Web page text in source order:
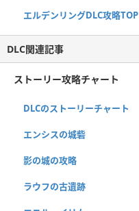
エルデンリングDLC攻略TOP
DLC関連記事
ストーリー攻略チャート
DLCのストーリーチャート
エンシスの城砦
影の城の攻略
ラウフの古遺跡